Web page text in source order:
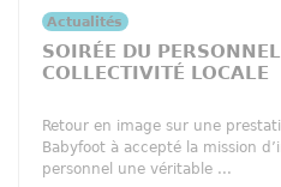
Actualités
SOIRÉE DU
COLLECTIVITÉ LOCALE
Retour en image sur une
Babyfoot à accepté la mission
personnel une véritable ...